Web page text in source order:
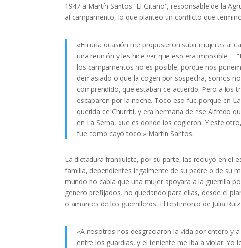
1947 a Martín Santos “El Gitano”, responsable de la
al campamento, lo que planteó un conflicto que
«En una ocasión me propusieron subir mujeres al
una reunión y les hice ver que eso era imposible: –
los campamentos no es posible, porque nos
demasiado o que la cogen por sospecha, somos
comprendido, que estaban de acuerdo. Pero a los
escaparon por la noche. Todo eso fue porque en
querida de Churriti, y era hermana de ese Alfredo
en La Serna, que es donde los cogieron. Y este
fue como cayó todo.» Martín Santos.
La dictadura franquista, por su parte, las recluyó en el
familia, dependientes legalmente de su padre o de su
mundo no cabía que una mujer apoyara a la guerrilla
genero prefijados, no quedando para ellas, desde el
o amantes de los guerrilleros. El testimonio de Julia
«A nosotros nos desgraciaron la vida por entero y
entre los guardias, y el teniente me iba a violar. Yo